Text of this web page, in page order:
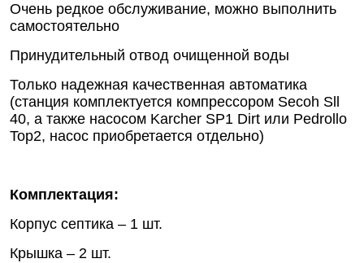
Очень редкое обслуживание, можно выполнить
самостоятельно
Принудительный отвод очищенной воды
Только надежная качественная автоматика
(станция комплектуется компрессором Secoh Sll
40, а также насосом Karcher SP1 Dirt или Pedrollo
Top2, насос приобретается отдельно)
Комплектация:
Корпус септика – 1 шт.
Крышка – 2 шт.